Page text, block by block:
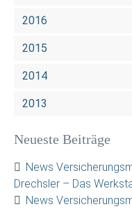
2016
2015
2014
2013
Neueste Beiträge
News
Drechsler – Das
News